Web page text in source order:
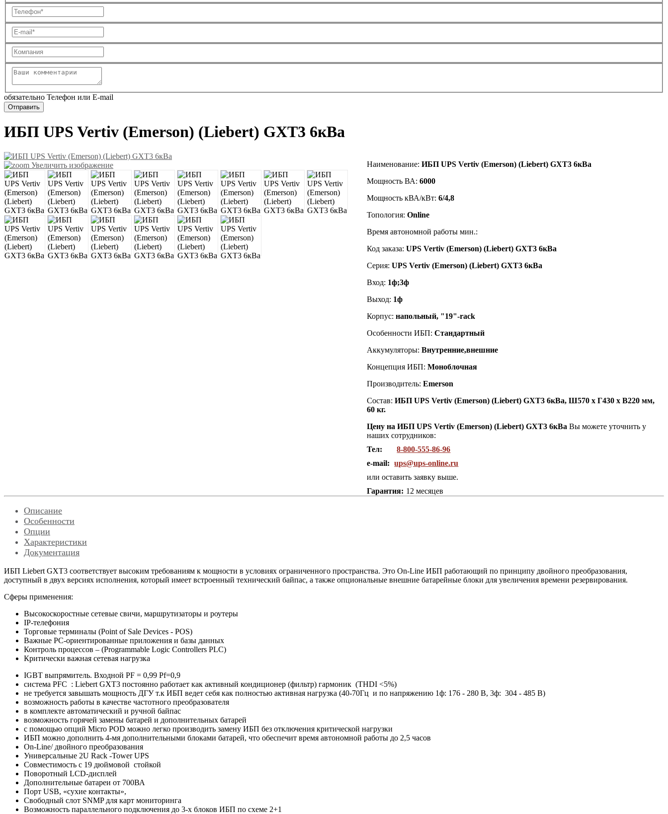
обязательно Телефон или E-mail
ИБП UPS Vertiv (Emerson) (Liebert) GXT3 6кВа
Увеличить изображение Наименование:ИБП UPS Vertiv (Emerson) (Liebert) GXT3 6кВа
Мощность ВА:6000
Мощность кВА/кВт:6/4,8
Топология:Online
Время автономной работы мин.:
Код заказа:UPS Vertiv (Emerson) (Liebert)GXT3 6кВа
Серия:UPS Vertiv (Emerson) (Liebert)GXT3 6кВа
Вход: 1ф;3ф
Выход: 1ф
Корпус: напольный, "19"-rack
Особенности ИБП:Стандартный
Аккумуляторы:Внутренние,внешние
Концепция ИБП:Моноблочная
Производитель:Emerson
Состав:ИБП UPS Vertiv (Emerson) (Liebert)GXT3 6кВа, Ш570 х Г430 х В220 мм,
60 кг.
Цену на ИБП UPS Vertiv (Emerson) (Liebert) GXT3 6кВаВы можете уточнить у
наших сотрудников:
Тел:
8-800-555-86-96
e-mail:
ups@ups-online.ru
или оставить заявку выше.
Гарантия: 12 месяцев
Описание
Особенности
Опции
Характеристики
Документация
ИБП Liebert GXT3 соответствует высоким требованиям к мощности в условиях ограниченного пространства. Это On-Line ИБП работающий по принципу двойного преобразования,
доступный в двух версиях исполнения, который имеет встроенный технический байпас, а также опциональные внешние батарейные блоки для увеличения времени резервирования.
Сферы применения:
Высокоскоростные сетевые свичи, маршрутизаторы и роутеры
IP-телефония
Торговые терминалы (Point of Sale Devices - POS)
Важные PC-ориентированные приложения и базы данных
Контроль процессов – (Programmable Logic Controllers PLC)
Критически важная сетевая нагрузка
IGBT выпрямитель. Входной PF = 0,99 Pf=0,9
система PFC : Liebert GXT3 постоянно работает как активный кондиционер (фильтр) гармоник (THDI <5%)
не требуется завышать мощность ДГУ т.к ИБП ведет себя как полностью активная нагрузка (40-70Гц и по напряжению 1ф: 176 - 280 В, 3ф: 304 - 485 В)
возможность работы в качестве частотного преобразователя
в комплекте автоматический и ручной байпас
возможность горячей замены батарей и дополнительных батарей
с помощью опций Micro POD можно легко производить замену ИБП без отключения критической нагрузки
ИБП можно дополнить 4-мя дополнительными блоками батарей, что обеспечит время автономной работы до 2,5 часов
On-Line/ двойного преобразования
Универсальные 2U Rack -Tower UPS
Совместимость с 19 дюймовой стойкой
Поворотный LCD-дисплей
Дополнительные батареи от 700ВА
Порт USB, «сухие контакты»,
Свободный слот SNMP для карт мониторинга
Возможность параллельного подключения до 3-х блоков ИБП по схеме 2+1